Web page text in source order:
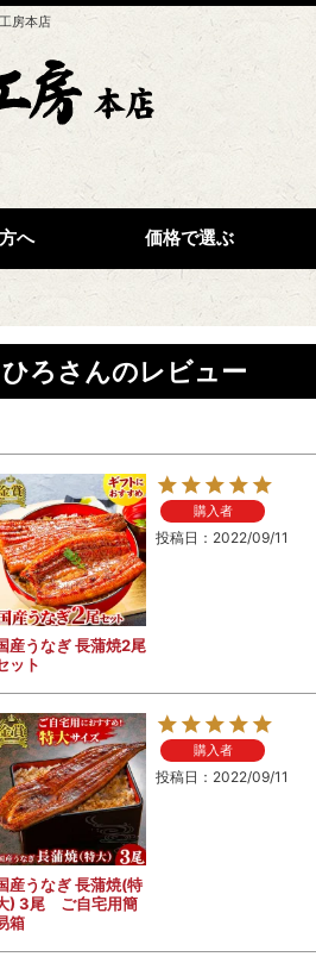
房本店
へ 価格で選ぶ
ひろさんのレビュー
産うなぎ 長蒲焼2尾
ット
購入者
投稿日 2022/09/11
産うなぎ 長蒲焼(特
) 3尾 ご自宅用簡
箱
購入者
投稿日 2022/09/11